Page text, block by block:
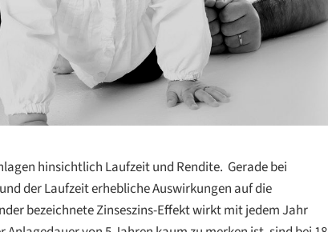
hinsichtlich Laufzeit und Rendite. ⁠ Gerade bei
der Laufzeit erhebliche Auswirkungen auf die
bezeichnete Zinseszins-Effekt wirkt mit jedem Jahr